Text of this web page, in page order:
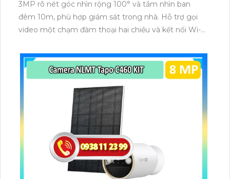
3MP rõ nét góc nhìn rộng 100° và tầm nhìn ban
đêm 10m, phù hợp giám sát trong nhà. Hỗ trợ gọi
video một chạm đàm thoại hai chiều và kết nối Wi-Fi
microSD tối đa 256GB hoặc lưu đám mây dễ lắp đặt
cho gia đình và văn phòng nhỏ.